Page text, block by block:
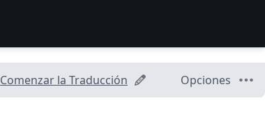
Comenzar la Traducción
Opciones